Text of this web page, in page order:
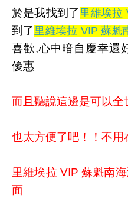
於是我找到了 里維埃拉
到了 里維埃拉 VIP 蘇魁
喜歡,心中暗自慶幸還
優惠
而且聽說這邊是可以全
也太方便了吧！！不用
里維埃拉 VIP 蘇魁南
面